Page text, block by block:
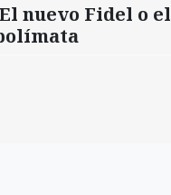
nuevo Fidel o el